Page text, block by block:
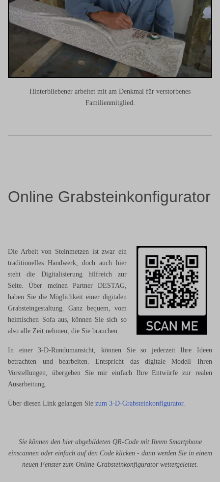
Hinterbliebener arbeitet mit am Denkmal für verstorbenes
Familienmitglied.
Online Grabsteinkonfigurator
Die Arbeit von Steinmetzen ist zwar ein
traditionelles Handwerk, doch auch hier
steht die Digitalisierung hilfreich zur
Seite. Über meinen Partner DESTAG,
haben Sie die Möglichkeit einer digitalen
Grabsteingestaltung. Ganz bequem, vom
heimischen Sofa aus, können Sie sich so
also alle Zeit nehmen, die Sie brauchen.
In einer 3-D-Rundumansicht, können Sie so jederzeit Ihre Ideen
betrachten und bearbeiten. Entspricht das digitale Modell Ihren
Vorstellungen, übergeben Sie mir einfach Ihre Entwürfe zur realen
Ausarbeitung.
Über diesen Link gelangen Siezum 3-D-Grabsteinkonfigurator.
Sie können den hier abgebildeten QR-Code mit Ihrem Smartphone
einscannen oder einfach auf den Code klicken - dann werden Sie in einem
neuen Fenster zum Online-Grabsteinkonfigurator weitergeleitet.